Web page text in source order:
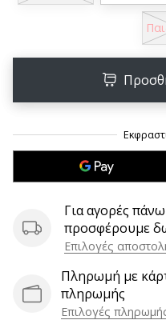
μάρκας
λάτρης
του
όπως
Γίνε
πρεσβευτής/
πρέσβειρα
μάρκας
Για αγορές
προσφέρουμε
Επιλογές
Πληρωμή με
πληρωμής
Επιλογές